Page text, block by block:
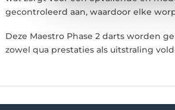
gecontroleerd aan, waardoor elke
Deze Maestro Phase 2 darts worden
zowel qua prestaties als uitstraling